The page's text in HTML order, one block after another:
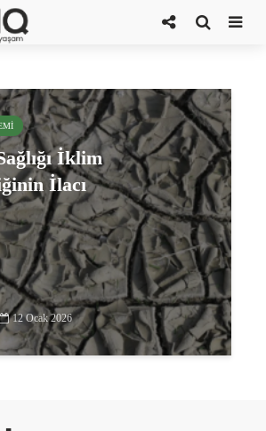
Stiftung İstanbul
İklim
İlacı
12 Ocak 2026